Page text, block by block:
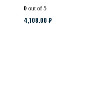
0 out of 5
4,108.00 ₽